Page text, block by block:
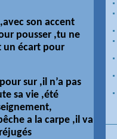
son accent
pousser ,tu ne
un écart pour
sur ,il n’a pas
sa vie ,été
a la carpe ,il va